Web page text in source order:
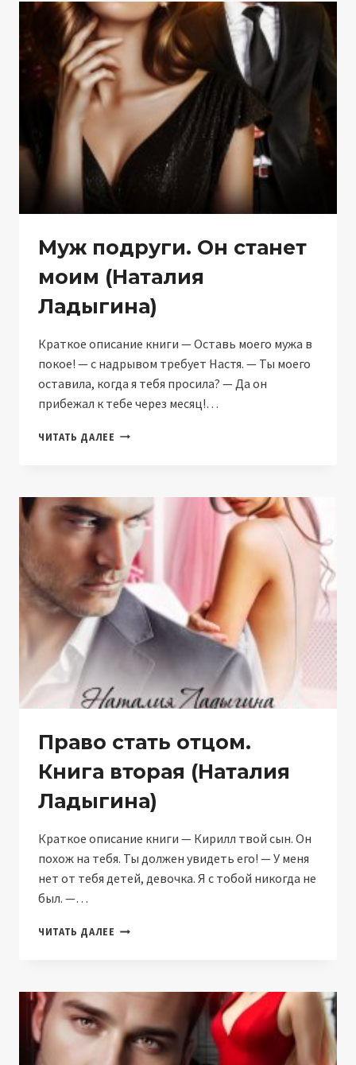
Муж подруги. Он станет
моим (Наталия
Ладыгина)
Краткое описание книги — Оставь моего мужа в
покое! — с надрывом требует Настя. — Ты моего
оставила, когда я тебя просила? — Да он
прибежал к тебе через месяц!…
ЧИТАТЬ ДАЛЕЕ МУЖ
МОИМ
(НАТАЛИЯ
ЛАДЫГИНА)
Право стать отцом.
Книга вторая (Наталия
Ладыгина)
Краткое описание книги — Кирилл твой сын. Он
похож на тебя. Ты должен увидеть его! — У меня
нет от тебя детей, девочка. Я с тобой никогда не
был. —…
ЧИТАТЬ ДАЛЕЕ ПРАВО
ВТОРАЯ
ЛАДЫГИНА)